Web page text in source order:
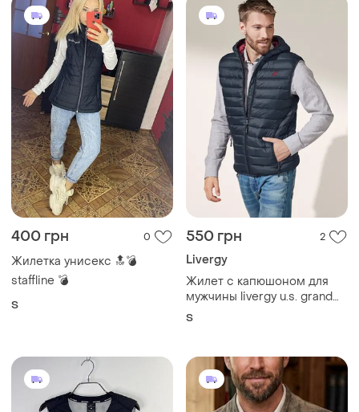
400 грн 0
Жилетка унисекс 🔝💣
staffline 💣
S
550 грн 2
Livergy
Жилет с капюшоном для
мужчины livergy u.s. grand
polo нюанс!!
S